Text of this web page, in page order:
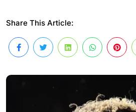
Share This Article: